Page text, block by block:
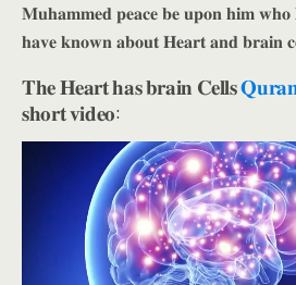
𝐌𝐮𝐡𝐚𝐦𝐦𝐞𝐝 𝐩𝐞𝐚𝐜𝐞 𝐛𝐞 𝐮𝐩𝐨𝐧 𝐡𝐢𝐦 𝐰𝐡𝐨
𝐡𝐚𝐯𝐞 𝐤𝐧𝐨𝐰𝐧 𝐚𝐛𝐨𝐮𝐭 𝐇𝐞𝐚𝐫𝐭 𝐚𝐧𝐝 𝐛𝐫𝐚𝐢𝐧
𝐓𝐡𝐞 𝐇𝐞𝐚𝐫𝐭 𝐡𝐚𝐬 𝐛𝐫𝐚𝐢𝐧 𝐂𝐞𝐥𝐥𝐬
𝐬𝐡𝐨𝐫𝐭 𝐯𝐢𝐝𝐞𝐨: